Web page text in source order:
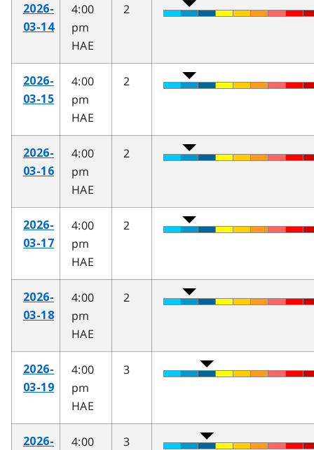
2026-
03-14
4:00
pm
HAE
2
2026-
03-15
4:00
pm
HAE
2
2026-
03-16
4:00
pm
HAE
2
2026-
03-17
4:00
pm
HAE
2
2026-
03-18
4:00
pm
HAE
2
2026-
03-19
4:00
pm
HAE
3
2026-
4:00
3